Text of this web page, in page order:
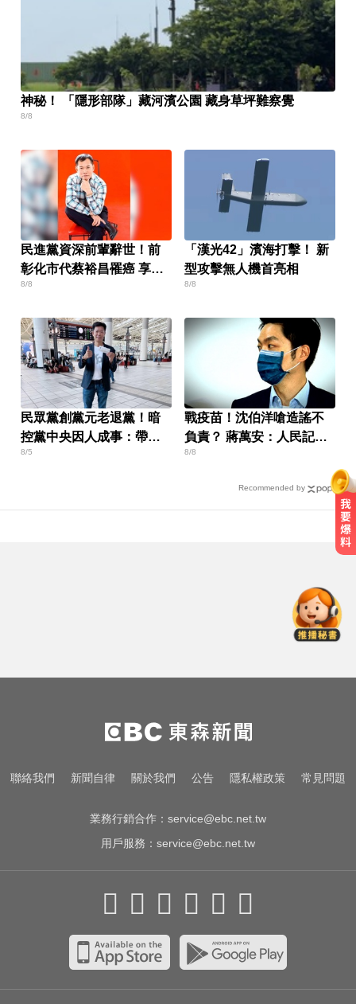
神秘！ 「隱形部隊」藏河濱公園 藏身草坪難察覺
8/8
民進黨資深前輩辭世！前
彰化市代蔡裕昌罹癌 享壽
71歲
8/8
「漢光42」濱海打擊！ 新
型攻擊無人機首亮相
8/8
民眾黨創黨元老退黨！暗
控黨中央因人成事：帶著
尊嚴離開
8/5
戰疫苗！沈伯洋嗆造謠不
負責？ 蔣萬安：人民記憶
「洗不掉」
8/8
Recommended by
女性罹難
MLB／鄭宗哲3A敲安貢獻3打點 鄧
愷威中繼挨轟無關勝敗
MLB／大谷10局致勝安當救世主！
聯絡我們 新聞自律 關於我們 公告 隱私權政策 常見問題
業務行銷合作： service@ebc.net.tw
用戶服務： service@ebc.net.tw